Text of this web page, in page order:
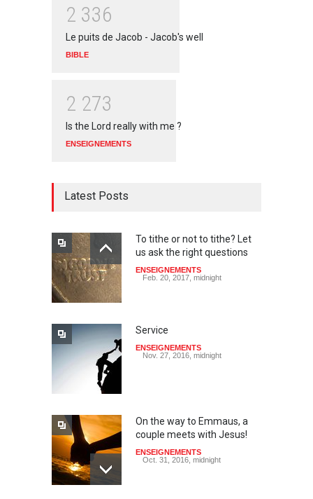
2 336
Le puits de Jacob - Jacob's well
BIBLE
2 273
Is the Lord really with me ?
ENSEIGNEMENTS
Latest Posts
To tithe or not to tithe? Let
us ask the right questions
ENSEIGNEMENTS
Feb. 20, 2017, midnight
Service
ENSEIGNEMENTS
Nov. 27, 2016, midnight
On the way to Emmaus, a
couple meets with Jesus!
ENSEIGNEMENTS
Oct. 31, 2016, midnight